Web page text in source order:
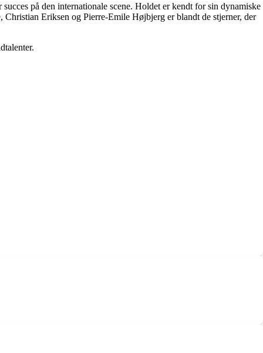
på den internationale scene. Holdet er kendt for sin dynamiske
Eriksen og Pierre-Emile Højbjerg er blandt de stjerner, der